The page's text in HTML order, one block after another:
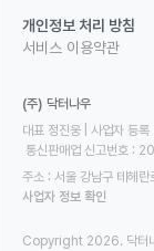
개인정보 처리 방침
서비스 이용약관
(주) 닥터나우
대표 정진웅 | 사업자
통신판매업 신고번호
주소 : 서울 강남구 테헤
사업자 정보 확인
Copyright 2026. 닥터